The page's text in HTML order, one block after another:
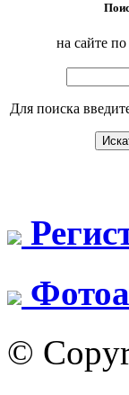
на сайте
Для поиска
©